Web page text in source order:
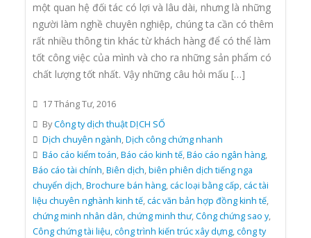
một quan hệ đối tác có lợi và lâu dài, nhưng là những
người làm nghề chuyên nghiệp, chúng ta cần có thêm
rất nhiều thông tin khác từ khách hàng để có thể làm
tốt công việc của mình và cho ra những sản phẩm có
chất lượng tốt nhất. Vậy những câu hỏi mấu […]
17 Tháng Tư, 2016
ByCông ty dịch thuật DỊCH SỐ
Dịch chuyên ngành,Dịch công chứng nhanh
Báo cáo kiểm toán,Báo cáo kinh tế,Báo cáo ngân hàng,
Báo cáo tài chính,Biên dịch,biên phiên dịch tiếng nga
chuyển dịch,Brochure bán hàng,các loại bằng cấp,các tài
liệu chuyên nghành kinh tế,các văn bản hợp đồng kinh tế,
chứng minh nhân dân,chứng minh thư,Công chứng sao y,
Công chứng tài liệu,công trình kiến trúc xây dựng,công ty